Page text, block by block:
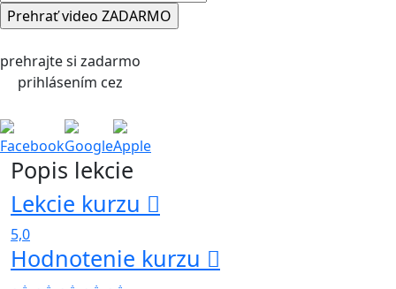
prehrajte si zadarmo
prihlásením cez
FacebookGoogleApple
Popis lekcie
Lekcie kurzu
5,0
Hodnotenie kurzu